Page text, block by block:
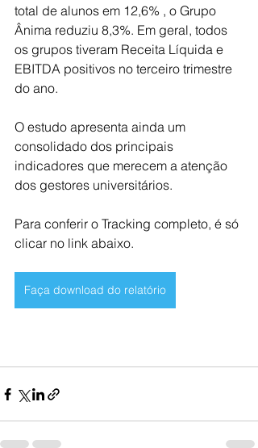
total de alunos em 12,6% , o Grupo
Ânima reduziu 8,3%. Em geral, todos
os grupos tiveram Receita Líquida e
EBITDA positivos no terceiro trimestre
do ano.
O estudo apresenta ainda um
consolidado dos principais
indicadores que merecem a atenção
dos gestores universitários.
Para conferir o Tracking completo, é só
clicar no link abaixo.
Faça download do relatório